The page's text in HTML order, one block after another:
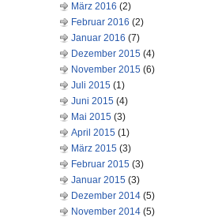
März 2016 (2)
Februar 2016 (2)
Januar 2016 (7)
Dezember 2015 (4)
November 2015 (6)
Juli 2015 (1)
Juni 2015 (4)
Mai 2015 (3)
April 2015 (1)
März 2015 (3)
Februar 2015 (3)
Januar 2015 (3)
Dezember 2014 (5)
November 2014 (5)